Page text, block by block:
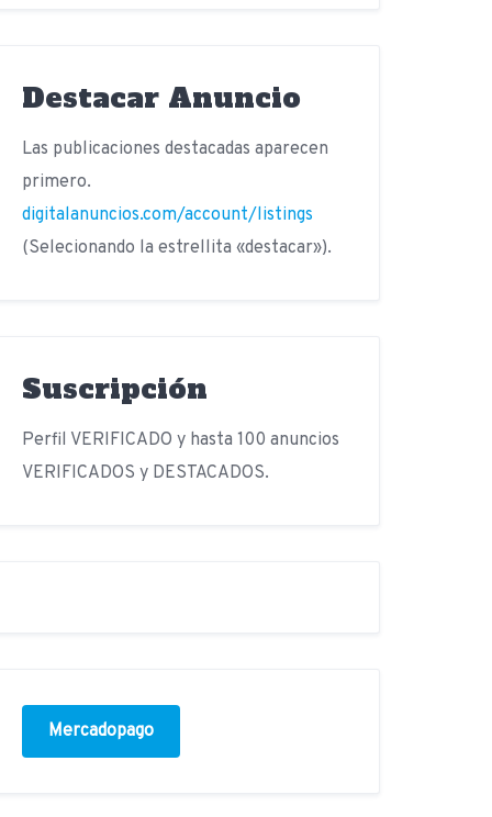
Destacar Anuncio
Las publicaciones destacadas aparecen
primero.
digitalanuncios.com/account/listings
(Selecionando la estrellita «destacar»).
Suscripción
Perfil VERIFICADO y hasta 100 anuncios
VERIFICADOS y DESTACADOS.
Mercadopago